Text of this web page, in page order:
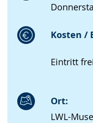
Kosten /
Eintritt frei
Ort:
LWL-